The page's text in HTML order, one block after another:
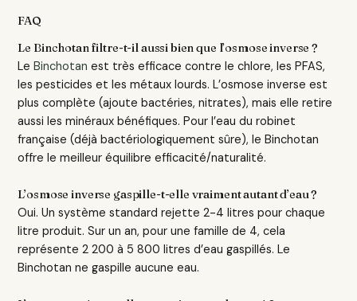
FAQ
Le Binchotan filtre-t-il aussi bien que l’osmose inverse ?
LeBinchotan est très efficace contre le chlore, les PFAS,
les pesticides et les métaux lourds. L’osmose inverse est
plus complète (ajoute bactéries, nitrates), mais elle retire
aussi les minéraux bénéfiques. Pour l’eau du robinet
française (déjà bactériologiquement sûre), le Binchotan
offre le meilleur équilibre efficacité/naturalité.
L’osmose inverse gaspille-t-elle vraiment autant d’eau ?
Oui. Un système standard rejette 2-4 litres pour chaque
litre produit. Sur un an, pour une famille de 4, cela
représente 2 200 à 5 800 litres d’eau gaspillés. Le
Binchotan ne gaspille aucune eau.